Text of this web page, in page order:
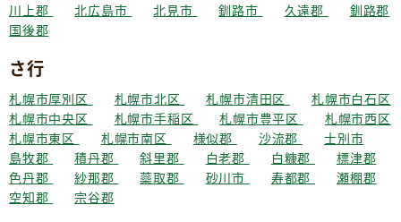
川上郡
北広島市 北見市 釧路市 久遠郡
釧路郡
国後郡
さ行
札幌市厚別区 札幌市北区 札幌市清田区
札幌市白石区
札幌市中央区
札幌市手稲区 札幌市豊平区
札幌市西区
札幌市東区
札幌市南区 様似郡 沙流郡
士別市
島牧郡
積丹郡 斜里郡 白老郡 白糠郡
標津郡
色丹郡
紗那郡 蘂取郡 砂川市 寿都郡
瀬棚郡
空知郡
宗谷郡